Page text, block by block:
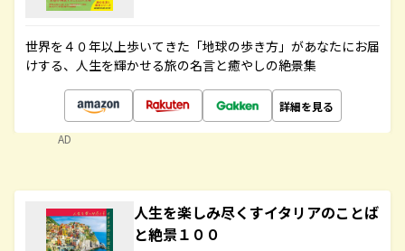
世界を４０年以上歩いてきた「地球の歩き方」があなたにお届
けする、人生を輝かせる旅の名言と癒やしの絶景集
詳細を見る
AD
人生を楽しみ尽くすイタリアのことば
と絶景１００